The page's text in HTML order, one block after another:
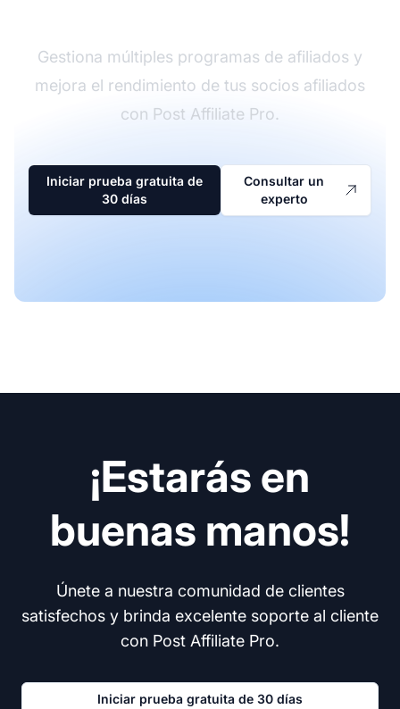
Gestiona múltiples programas de afiliados y
mejora el rendimiento de tus socios afiliados
con Post Affiliate Pro.
Iniciar prueba gratuita de
30 días
Consultar un
experto
¡Estarás en
buenas manos!
Únete a nuestra comunidad de clientes
satisfechos y brinda excelente soporte al cliente
con Post Affiliate Pro.
Iniciar prueba gratuita de 30 días